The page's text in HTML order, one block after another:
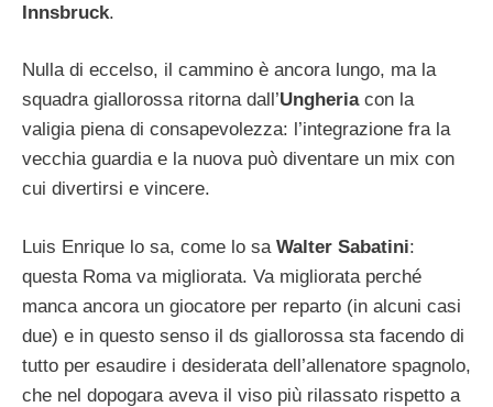
Innsbruck.
Nulla di eccelso, il cammino è ancora lungo, ma la
squadra giallorossa ritorna dall’Ungheriacon la
valigia piena di consapevolezza: l’integrazione fra la
vecchia guardia e la nuova può diventare un mix con
cui divertirsi e vincere.
Luis Enrique lo sa, come lo sa Walter Sabatini:
questa Roma va migliorata. Va migliorata perché
manca ancora un giocatore per reparto (in alcuni casi
due) e in questo senso il ds giallorossa sta facendo di
tutto per esaudire i desiderata dell’allenatore spagnolo,
che nel dopogara aveva il viso più rilassato rispetto a